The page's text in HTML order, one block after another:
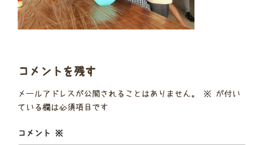
コメントを残す
メールアドレスが公開されることはありません。 ※ が付い
ている欄は必須項目です
コメント ※